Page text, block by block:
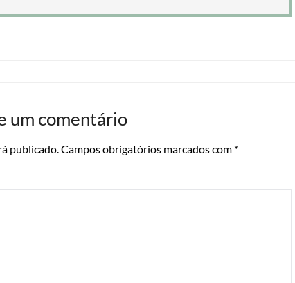
um comentário
publicado.Campos obrigatórios marcados com *